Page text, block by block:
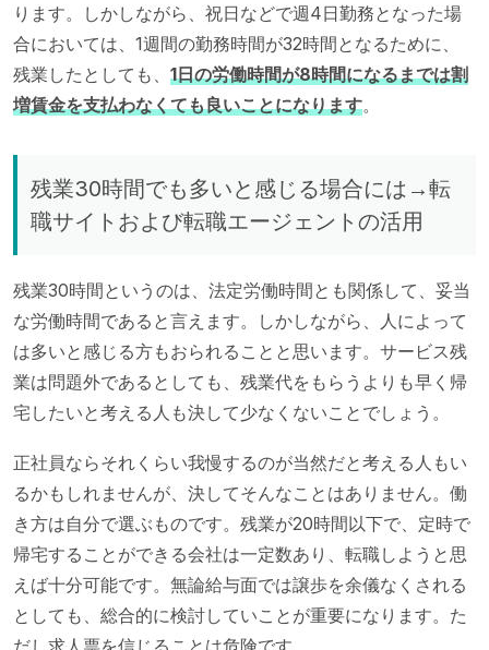
ります。しかしながら、祝日などで週4日勤務となった場
合においては、1週間の勤務時間が32時間となるために、
残業したとしても、 1日の労働時間が8時間になるまでは割
増賃金を支払わなくても良いことになります。
残業30時間でも多いと感じる場合には→転
職サイトおよび転職エージェントの活用
残業30時間というのは、法定労働時間とも関係して、妥当
な労働時間であると言えます。しかしながら、人によって
は多いと感じる方もおられることと思います。サービス残
業は問題外であるとしても、残業代をもらうよりも早く帰
宅したいと考える人も決して少なくないことでしょう。
正社員ならそれくらい我慢するのが当然だと考える人もい
るかもしれませんが、決してそんなことはありません。働
き方は自分で選ぶものです。残業が20時間以下で、定時で
帰宅することができる会社は一定数あり、転職しようと思
えば十分可能です。無論給与面では譲歩を余儀なくされる
としても、総合的に検討していことが重要になります。た
だし求人票を信じることは危険です。